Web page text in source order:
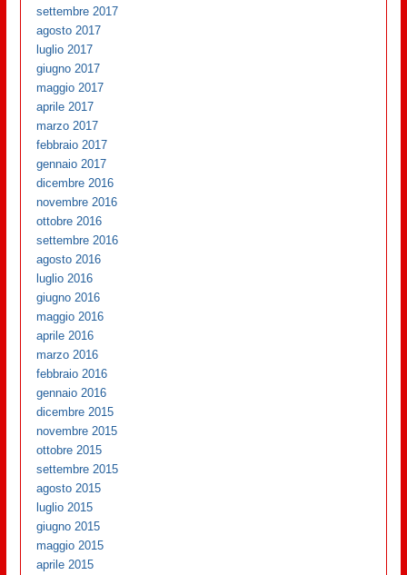
settembre 2017
agosto 2017
luglio 2017
giugno 2017
maggio 2017
aprile 2017
marzo 2017
febbraio 2017
gennaio 2017
dicembre 2016
novembre 2016
ottobre 2016
settembre 2016
agosto 2016
luglio 2016
giugno 2016
maggio 2016
aprile 2016
marzo 2016
febbraio 2016
gennaio 2016
dicembre 2015
novembre 2015
ottobre 2015
settembre 2015
agosto 2015
luglio 2015
giugno 2015
maggio 2015
aprile 2015